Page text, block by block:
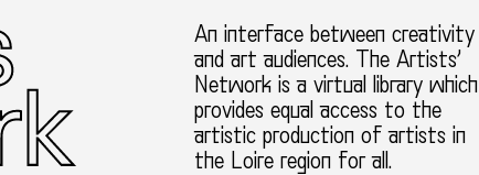
An interface between creativity
and art audiences. The Artists’
Network is a virtual library which
provides equal access to the
artistic production of artists in
the Loire region for all.